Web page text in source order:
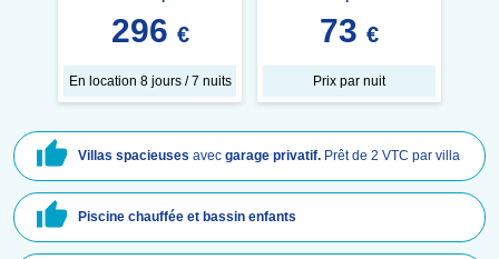
296 €
En location 8 jours / 7 nuits
73 €
Prix par nuit
Villas spacieuses avec garage privatif. Prêt de 2 VTC par villa
Piscine chauffée et bassin enfants